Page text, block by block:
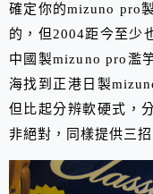
確定你的mizuno pro
的，但2004距今至少
中國製mizuno pro濫
海找到正港日製
但比起分辨軟硬式，
非絕對，同樣提供三招